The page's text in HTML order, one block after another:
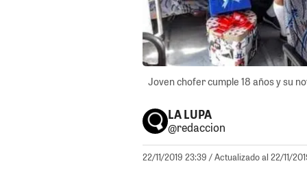
Joven chofer cumple 18 años y su
LA LUPA
@redaccion
22/11/2019 23:39 / Actualizado al 22/11/